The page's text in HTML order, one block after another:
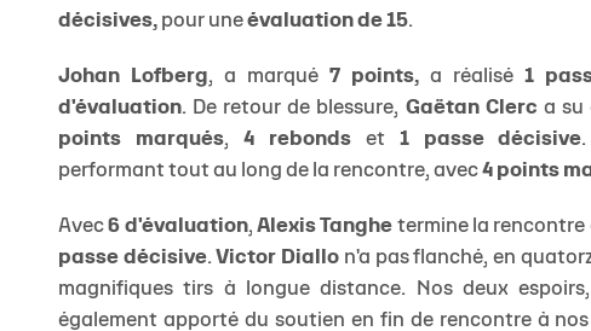
décisives, pour une évaluation de 15.
Johan Lofberg, a marqué 7 points, a réalisé 1
d'évaluation. De retour de blessure, Gaëtan Clerc a su
points marqués, 4 rebondset 1 passe décisive
performant tout au long de la rencontre, avec 4 points
Avec 6 d'évaluation, Alexis Tanghe termine la rencontre
passe décisive. Victor Diallo n'a pas flanché, en
magnifiques tirs à longue distance. Nos deux espoirs,
également apporté du soutien en fin de rencontre à